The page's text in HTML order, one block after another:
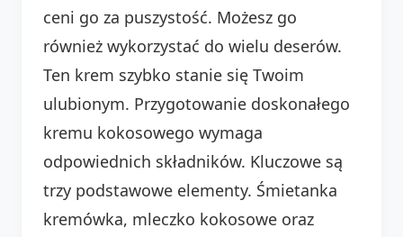
ceni go za puszystość. Możesz go
również wykorzystać do wielu deserów.
Ten krem szybko stanie się Twoim
ulubionym. Przygotowanie doskonałego
kremu kokosowego wymaga
odpowiednich składników. Kluczowe są
trzy podstawowe elementy. Śmietanka
kremówka, mleczko kokosowe oraz